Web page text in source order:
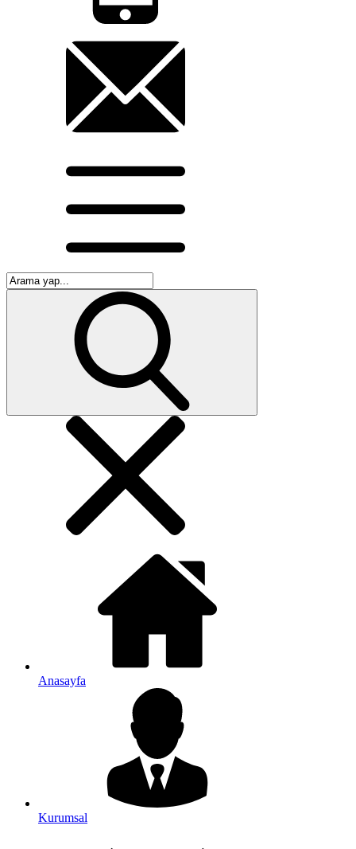
Anasayfa
Kurumsal